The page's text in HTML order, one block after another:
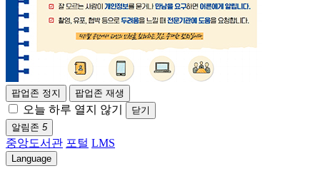
팝업존 정지 팝업존 재생
오늘 하루 열지 않기
닫기
알림존 5
중앙도서관 포털 LMS
Language